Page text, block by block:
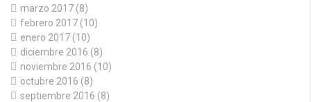
marzo 2017 (8)
febrero 2017 (10)
enero 2017 (10)
diciembre 2016 (8)
noviembre 2016 (10)
octubre 2016 (8)
septiembre 2016 (8)